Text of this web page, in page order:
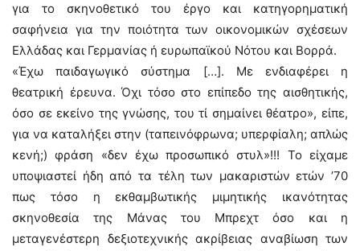
για το σκηνοθετικό του έργο και κατηγορηματική
σαφήνεια για την ποιότητα των οικονομικών σχέσεων
Ελλάδας και Γερμανίας ή ευρωπαϊκού Νότου και Βορρά.
«Έχω παιδαγωγικό σύστημα […]. Με ενδιαφέρει η
θεατρική έρευνα. Όχι τόσο στο επίπεδο της αισθητικής,
όσο σε εκείνο της γνώσης, του τί σημαίνει θέατρο», είπε,
για να καταλήξει στην (ταπεινόφρωνα; υπερφίαλη; απλώς
κενή;) φράση «δεν έχω προσωπικό στυλ»!!! Το είχαμε
υποψιαστεί ήδη από τα τέλη των μακαριστών ετών ’70
πως τόσο η εκθαμβωτικής μιμητικής ικανότητας
σκηνοθεσία της Μάνας του Μπρεχτ όσο και η
μεταγενέστερη δεξιοτεχνικής ακρίβειας αναβίωση των